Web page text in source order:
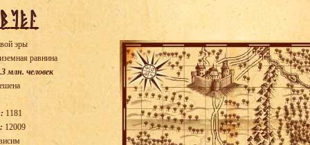
эры
равнина
млн. человек
1181
12009